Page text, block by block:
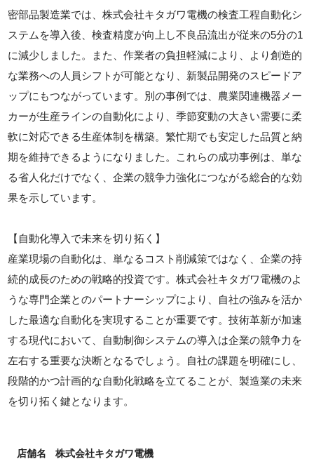
密部品製造業では、株式会社キタガワ電機の検査工程自動化シ
ステムを導入後、検査精度が向上し不良品流出が従来の5分の1
に減少しました。また、作業者の負担軽減により、より創造的
な業務への人員シフトが可能となり、新製品開発のスピードア
ップにもつながっています。別の事例では、農業関連機器メー
カーが生産ラインの自動化により、季節変動の大きい需要に柔
軟に対応できる生産体制を構築。繁忙期でも安定した品質と納
期を維持できるようになりました。これらの成功事例は、単な
る省人化だけでなく、企業の競争力強化につながる総合的な効
果を示しています。
【自動化導入で未来を切り拓く】
産業現場の自動化は、単なるコスト削減策ではなく、企業の持
続的成長のための戦略的投資です。株式会社キタガワ電機のよ
うな専門企業とのパートナーシップにより、自社の強みを活か
した最適な自動化を実現することが重要です。技術革新が加速
する現代において、自動制御システムの導入は企業の競争力を
左右する重要な決断となるでしょう。自社の課題を明確にし、
段階的かつ計画的な自動化戦略を立てることが、製造業の未来
を切り拓く鍵となります。
店舗名 株式会社キタガワ電機